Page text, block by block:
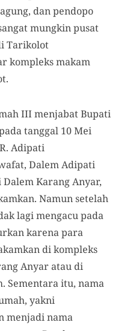
dan pendopo
mungkin pusat
Tarikolot
kompleks makam
III menjabat Bupati
tanggal 10 Mei
Adipati
Dalem Adipati
Karang Anyar,
Namun setelah
lagi mengacu pada
karena para
di kompleks
Anyar atau di
Sementara itu, nama
yakni
menjadi nama